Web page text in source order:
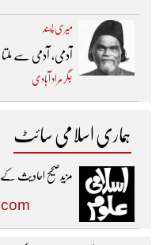
میری پسند
آدمی، آدمی سے
جگر مراد آبادی
ہماری اسلامی سائٹ
مزیدصحیح احادیث